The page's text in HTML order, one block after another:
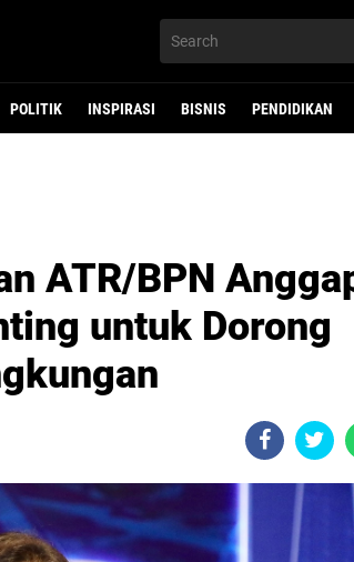
POLITIK INSPIRASI BISNIS PENDIDIKAN
ATR/BPN
untuk Dorong